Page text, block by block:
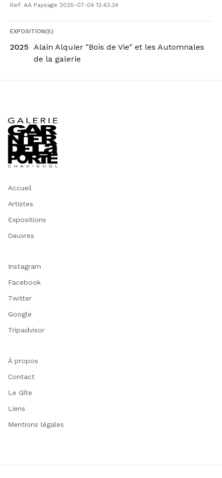
Ref: AA Paysage 2025-07-04 13.43.34
EXPOSITION(S)
2025 Alain Alquier "Bois de Vie" et les Automnales
de la galerie
Accueil
Artistes
Expositions
Oeuvres
Instagram
Facebook
Twitter
Google
Tripadvisor
À propos
Contact
Le Gîte
Liens
Mentions légales